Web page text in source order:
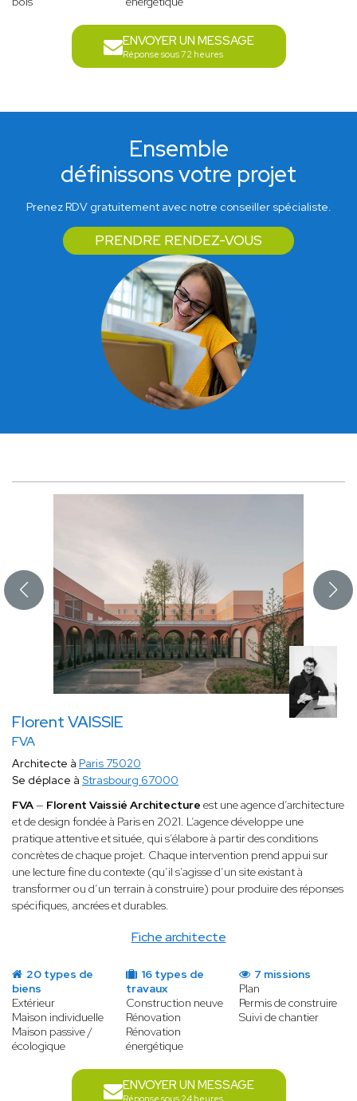
ENVOYER UN MESSAGE
Réponse sous 72 heures
Ensemble
définissons votre projet
Prenez RDV gratuitement avec notre conseiller spécialiste.
PRENDRE RENDEZ-VOUS
Florent VAISSIE
FVA
Fiche architecte
Architecte à Paris 75020
Se déplace à Strasbourg 67000
FVA— Florent Vaissié Architecture est une agence d’architecture
et de design fondée à Paris en 2021. L’agence développe une
pratique attentive et située, qui s’élabore à partir des conditions
concrètes de chaque projet. Chaque intervention prend appui sur
une lecture fine du contexte (qu’il s’agisse d’un site existant à
transformer ou d’un terrain à construire) pour produire des réponses
spécifiques, ancrées et durables.
20 types de
biens
Extérieur
Maison individuelle
Maison passive /
écologique
16 types de
travaux
Construction neuve
Rénovation
Rénovation
énergétique
7 missions
Plan
Permis de construire
Suivi de chantier
ENVOYER UN MESSAGE